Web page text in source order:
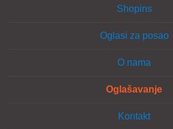
Shopins
Oglasi za posao
O nama
Oglašavanje
Kontakt